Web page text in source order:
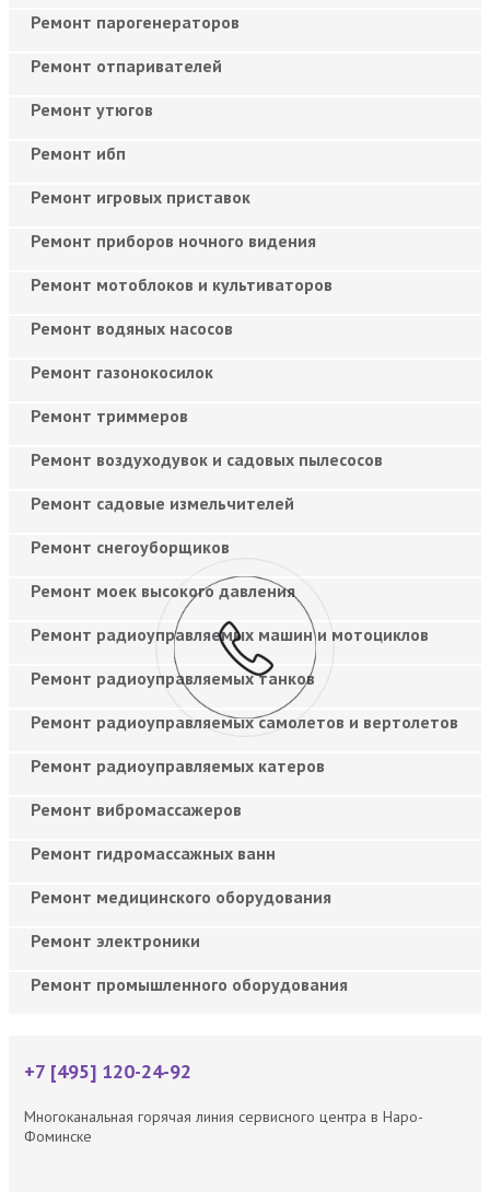
Ремонт парогенераторов
Ремонт отпаривателей
Ремонт утюгов
Ремонт ибп
Ремонт игровых приставок
Ремонт приборов ночного видения
Ремонт мотоблоков и культиваторов
Ремонт водяных насосов
Ремонт газонокосилок
Ремонт триммеров
Ремонт воздуходувок и садовых пылесосов
Ремонт садовые измельчителей
Ремонт снегоуборщиков
Ремонт моек высокого давления
Ремонт радиоуправляемых машин и мотоциклов
Ремонт радиоуправляемых танков
Ремонт радиоуправляемых самолетов и вертолетов
Ремонт радиоуправляемых катеров
Ремонт вибромассажеров
Ремонт гидромассажных ванн
Ремонт медицинского оборудования
Ремонт электроники
Ремонт промышленного оборудования
+7 [495] 120-24-92
Многоканальная горячая линия сервисного центра в Наро-
Фоминске